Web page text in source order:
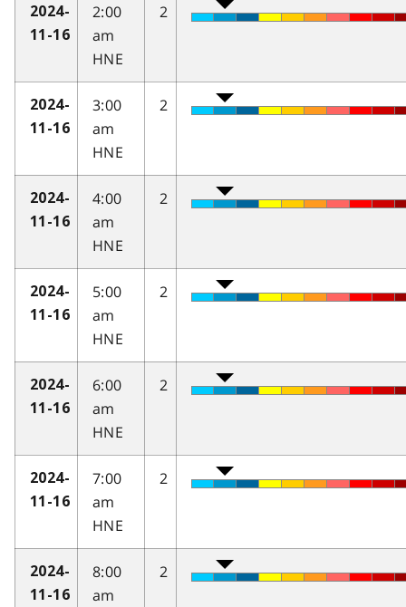
2024-
11-16
2:00
am
HNE
2
2024-
11-16
3:00
am
HNE
2
2024-
11-16
4:00
am
HNE
2
2024-
11-16
5:00
am
HNE
2
2024-
11-16
6:00
am
HNE
2
2024-
11-16
7:00
am
HNE
2
2024-
11-16
8:00
am
2